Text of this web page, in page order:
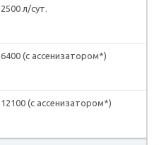
2500 л/сут.
6400 (с ассенизатором*)
12100 (с ассенизатором*)